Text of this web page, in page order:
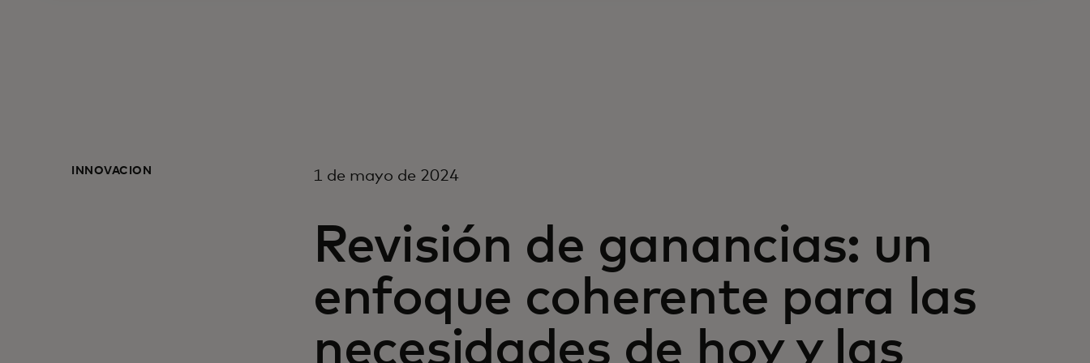
INNOVACIÓN 1 de mayo de 2024
Revisión de ganancias: un
enfoque coherente para las
necesidades de hoy y las